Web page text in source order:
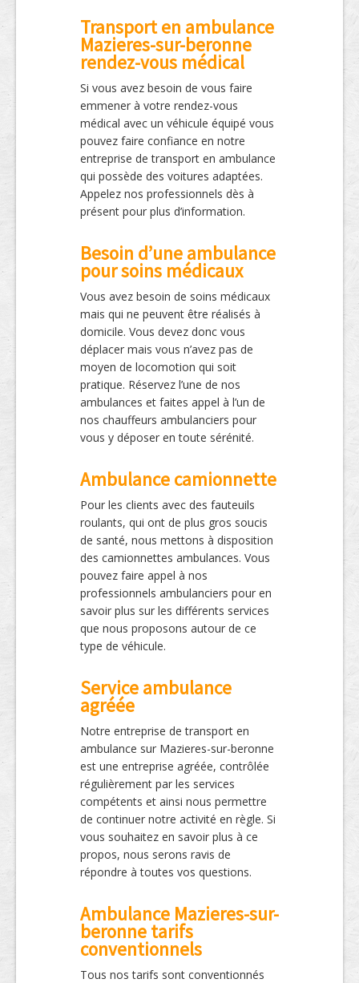
Transport en ambulance
Mazieres-sur-beronne
rendez-vous médical
Si vous avez besoin de vous faire
emmener à votre rendez-vous
médical avec un véhicule équipé vous
pouvez faire confiance en notre
entreprise de transport en ambulance
qui possède des voitures adaptées.
Appelez nos professionnels dès à
présent pour plus d’information.
Besoin d’une ambulance
pour soins médicaux
Vous avez besoin de soins médicaux
mais qui ne peuvent être réalisés à
domicile. Vous devez donc vous
déplacer mais vous n’avez pas de
moyen de locomotion qui soit
pratique. Réservez l’une de nos
ambulances et faites appel à l’un de
nos chauffeurs ambulanciers pour
vous y déposer en toute sérénité.
Ambulance camionnette
Pour les clients avec des fauteuils
roulants, qui ont de plus gros soucis
de santé, nous mettons à disposition
des camionnettes ambulances. Vous
pouvez faire appel à nos
professionnels ambulanciers pour en
savoir plus sur les différents services
que nous proposons autour de ce
type de véhicule.
Service ambulance
agréée
Notre entreprise de transport en
ambulance sur Mazieres-sur-beronne
est une entreprise agréée, contrôlée
régulièrement par les services
compétents et ainsi nous permettre
de continuer notre activité en règle. Si
vous souhaitez en savoir plus à ce
propos, nous serons ravis de
répondre à toutes vos questions.
Ambulance Mazieres-sur-
beronne tarifs
conventionnels
Tous nos tarifs sont conventionnés